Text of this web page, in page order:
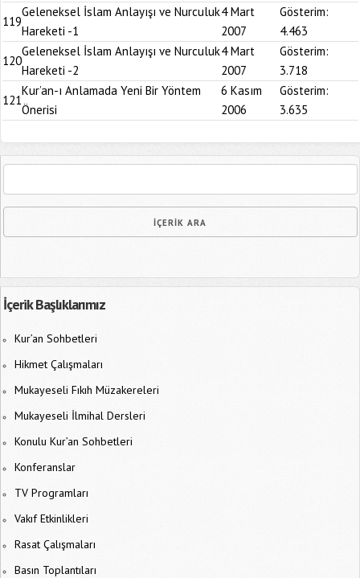
119
Geleneksel İslam Anlayışı ve Nurculuk
Hareketi -1
4 Mart
2007
Gösterim:
4.463
120
Geleneksel İslam Anlayışı ve Nurculuk
Hareketi -2
4 Mart
2007
Gösterim:
3.718
121
Kur’an-ı Anlamada Yeni Bir Yöntem
Önerisi
6 Kasım
2006
Gösterim:
3.635
İçerik Başlıklarımız
Kur’an Sohbetleri
Hikmet Çalışmaları
Mukayeseli Fıkıh Müzakereleri
Mukayeseli İlmihal Dersleri
Konulu Kur’an Sohbetleri
Konferanslar
TV Programları
Vakıf Etkinlikleri
Rasat Çalışmaları
Basın Toplantıları